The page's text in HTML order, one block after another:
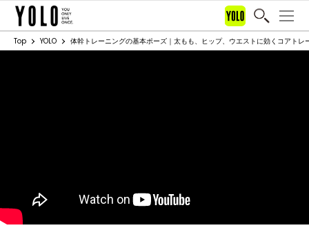
Top YOLO 体幹トレーニングの基本ポーズ｜太もも、ヒップ、ウエストに効くコアトレ